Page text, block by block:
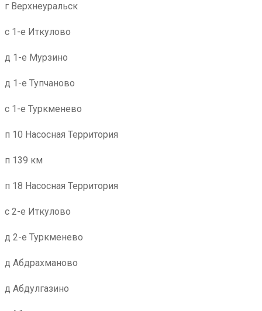
г Верхнеуральск
с 1-е Иткулово
д 1-е Мурзино
д 1-е Тупчаново
с 1-е Туркменево
п 10 Насосная Территория
п 139 км
п 18 Насосная Территория
с 2-е Иткулово
д 2-е Туркменево
д Абдрахманово
д Абдулгазино